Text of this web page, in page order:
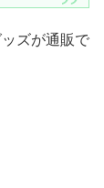
ズが通販で